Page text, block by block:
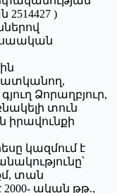
)
Ձորաղբյուր,
տուն
իրավունքի
կազմում է
տան
2000- ական թթ.,